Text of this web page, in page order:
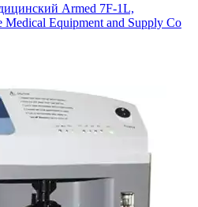
Armed 7F-1L,
Equipment and Supply Co